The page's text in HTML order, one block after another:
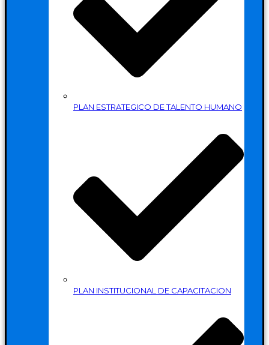
PLAN ESTRATEGICO DE TALENTO HUMANO
PLAN INSTITUCIONAL DE CAPACITACION